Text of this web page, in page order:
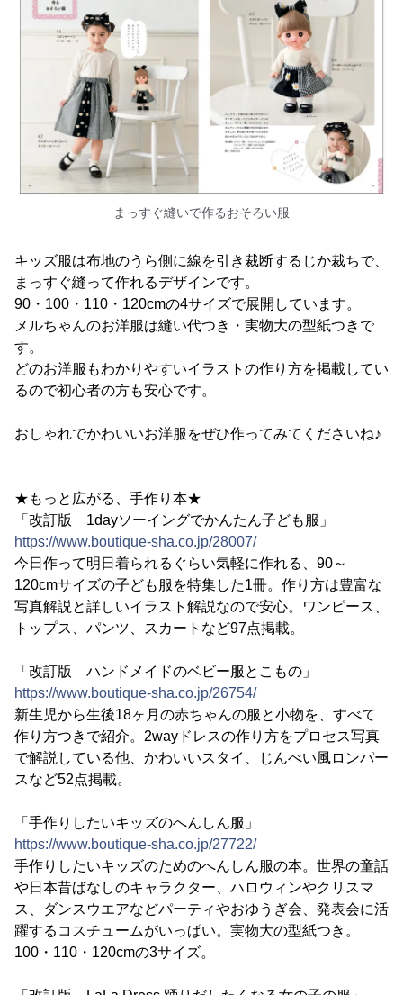
まっすぐ縫いで作るおそろい服
キッズ服は布地のうら側に線を引き裁断するじか裁ちで、
まっすぐ縫って作れるデザインです。
90・100・110・120cmの4サイズで展開しています。
メルちゃんのお洋服は縫い代つき・実物大の型紙つきで
す。
どのお洋服もわかりやすいイラストの作り方を掲載してい
るので初心者の方も安心です。
おしゃれでかわいいお洋服をぜひ作ってみてくださいね♪
★もっと広がる、手作り本★
「改訂版 1dayソーイングでかんたん子ども服」
https://www.boutique-sha.co.jp/28007/
今日作って明日着られるぐらい気軽に作れる、90～
120cmサイズの子ども服を特集した1冊。作り方は豊富な
写真解説と詳しいイラスト解説なので安心。ワンピース、
トップス、パンツ、スカートなど97点掲載。
「改訂版 ハンドメイドのベビー服とこもの」
https://www.boutique-sha.co.jp/26754/
新生児から生後18ヶ月の赤ちゃんの服と小物を、すべて
作り方つきで紹介。2wayドレスの作り方をプロセス写真
で解説している他、かわいいスタイ、じんべい風ロンパー
スなど52点掲載。
「手作りしたいキッズのへんしん服」
https://www.boutique-sha.co.jp/27722/
手作りしたいキッズのためのへんしん服の本。世界の童話
や日本昔ばなしのキャラクター、ハロウィンやクリスマ
ス、ダンスウエアなどパーティやおゆうぎ会、発表会に活
躍するコスチュームがいっぱい。実物大の型紙つき。
100・110・120cmの3サイズ。